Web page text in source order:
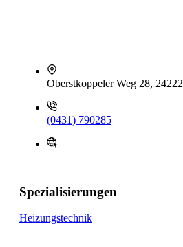
Oberstkoppeler Weg 28,
(0431) 790285
Spezialisierungen
Heizungstechnik